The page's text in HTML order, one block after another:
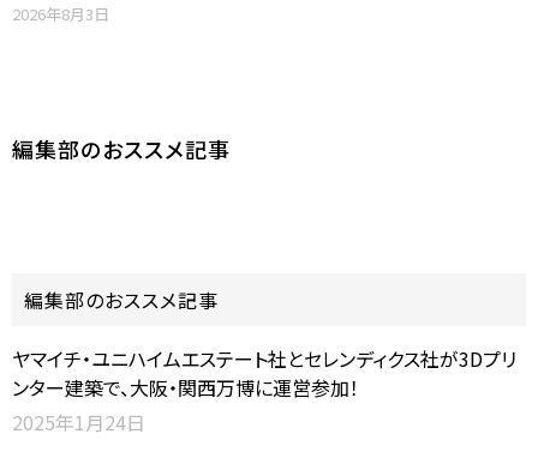
2026年8月3日
編集部のおススメ記事
編集部のおススメ記事
ヤマイチ・ユニハイムエステート社とセレンディクス社が3Dプリ
ンター建築で、大阪・関西万博に運営参加！
2025年1月24日